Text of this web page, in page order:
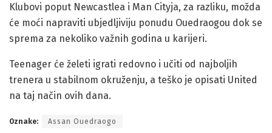
Klubovi poput Newcastlea i Man Cityja, za razliku, možda
će moći napraviti ubjedljiviju ponudu Ouedraogou dok se
sprema za nekoliko važnih godina u karijeri.
Teenager će želeti igrati redovno i učiti od najboljih
trenera u stabilnom okruženju, a teško je opisati United
na taj način ovih dana.
Oznake: Assan Ouedraogo